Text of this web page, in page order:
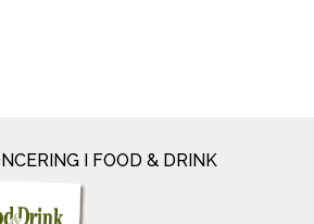
I FOOD & DRINK